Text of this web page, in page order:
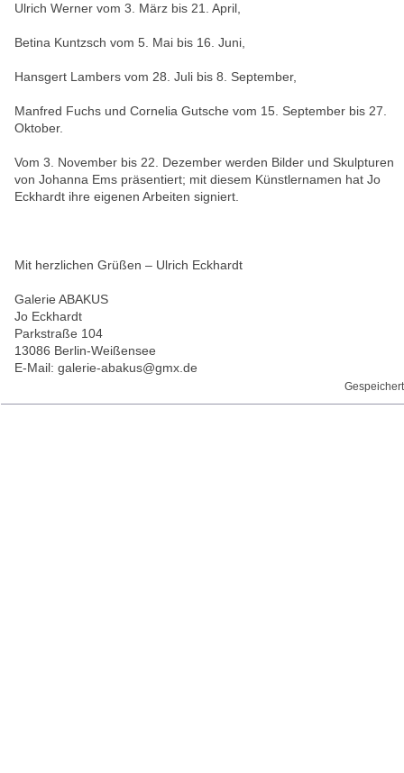
Ulrich Werner vom 3. März bis 21. April,
Betina Kuntzsch vom 5. Mai bis 16. Juni,
Hansgert Lambers vom 28. Juli bis 8. September,
Manfred Fuchs und Cornelia Gutsche vom 15. September bis 27.
Oktober.
Vom 3. November bis 22. Dezember werden Bilder und Skulpturen
von Johanna Ems präsentiert; mit diesem Künstlernamen hat Jo
Eckhardt ihre eigenen Arbeiten signiert.
Mit herzlichen Grüßen – Ulrich Eckhardt
Galerie ABAKUS
Jo Eckhardt
Parkstraße 104
13086 Berlin-Weißensee
E-Mail: galerie-abakus@gmx.de
Gespeichert